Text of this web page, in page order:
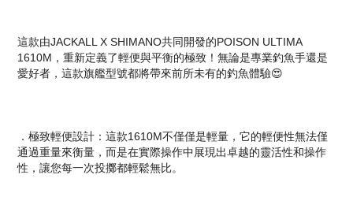
這款由JACKALL X SHIMANO共同開發的POISON ULTIMA
1610M，重新定義了輕便與平衡的極致！無論是專業釣魚手還是
愛好者，這款旗艦型號都將帶來前所未有的釣魚體驗😍
．極致輕便設計：這款1610M不僅僅是輕量，它的輕便性無法僅
通過重量來衡量，而是在實際操作中展現出卓越的靈活性和操作
性，讓您每一次投擲都輕鬆無比。